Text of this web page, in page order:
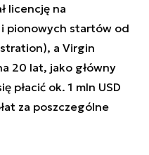
licencję na
pionowych startów od
a Virgin
20 lat, jako główny
płacić ok. 1 mln USD
za poszczególne